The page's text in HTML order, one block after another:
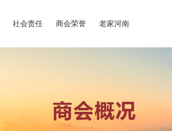
社会责任 商会荣誉 老家河南